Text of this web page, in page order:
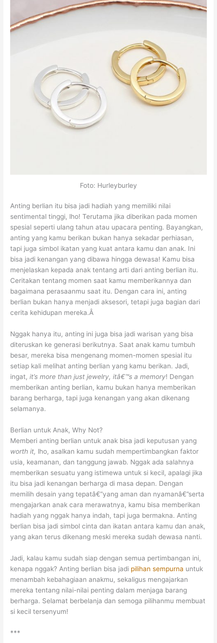
Foto: Hurleyburley
Anting berlian itu bisa jadi hadiah yang memiliki nilai
sentimental tinggi, lho! Terutama jika diberikan pada momen
spesial seperti ulang tahun atau upacara penting. Bayangkan,
anting yang kamu berikan bukan hanya sekadar perhiasan,
tapi juga simbol ikatan yang kuat antara kamu dan anak. Ini
bisa jadi kenangan yang dibawa hingga dewasa! Kamu bisa
menjelaskan kepada anak tentang arti dari anting berlian itu.
Ceritakan tentang momen saat kamu memberikannya dan
bagaimana perasaanmu saat itu. Dengan cara ini, anting
berlian bukan hanya menjadi aksesori, tetapi juga bagian dari
cerita kehidupan mereka.Â
Nggak hanya itu, anting ini juga bisa jadi warisan yang bisa
diteruskan ke generasi berikutnya. Saat anak kamu tumbuh
besar, mereka bisa mengenang momen-momen spesial itu
setiap kali melihat anting berlian yang kamu berikan. Jadi,
ingat, it’s more than just jewelry, itâ€™s a memory! Dengan
memberikan anting berlian, kamu bukan hanya memberikan
barang berharga, tapi juga kenangan yang akan dikenang
selamanya.
Berlian untuk Anak, Why Not?
Memberi anting berlian untuk anak bisa jadi keputusan yang
worth it, lho, asalkan kamu sudah mempertimbangkan faktor
usia, keamanan, dan tanggung jawab. Nggak ada salahnya
memberikan sesuatu yang istimewa untuk si kecil, apalagi jika
itu bisa jadi kenangan berharga di masa depan. Dengan
memilih desain yang tepatâ€”yang aman dan nyamanâ€”serta
mengajarkan anak cara merawatnya, kamu bisa memberikan
hadiah yang nggak hanya indah, tapi juga bermakna. Anting
berlian bisa jadi simbol cinta dan ikatan antara kamu dan anak,
yang akan terus dikenang meski mereka sudah dewasa nanti.
Jadi, kalau kamu sudah siap dengan semua pertimbangan ini,
kenapa nggak? Anting berlian bisa jadi pilihan sempurna untuk
menambah kebahagiaan anakmu, sekaligus mengajarkan
mereka tentang nilai-nilai penting dalam menjaga barang
berharga. Selamat berbelanja dan semoga pilihanmu membuat
si kecil tersenyum!
***